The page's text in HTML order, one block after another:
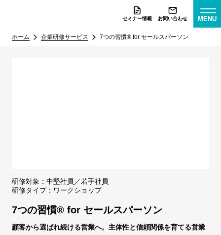
セミナー情報 お問い合わせ MENU
ホーム 企業研修サービス 7つの習慣® for セールスパーソン
研修対象： 中堅社員
若手社員
研修タイプ： ワークショップ
7つの習慣® for セールスパーソン
顧客から選ばれ続ける営業へ。主体性と信頼関係を育てる営業